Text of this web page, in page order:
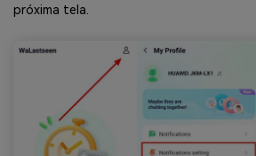
próxima tela.